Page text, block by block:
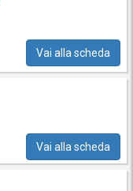
Vai alla scheda
Vai alla scheda